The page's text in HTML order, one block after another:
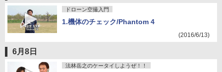
ドローン空撮入門
1.機体のチェック/Phantom 4
(2016/6/13)
6月8日
法林岳之のケータイしようぜ！！